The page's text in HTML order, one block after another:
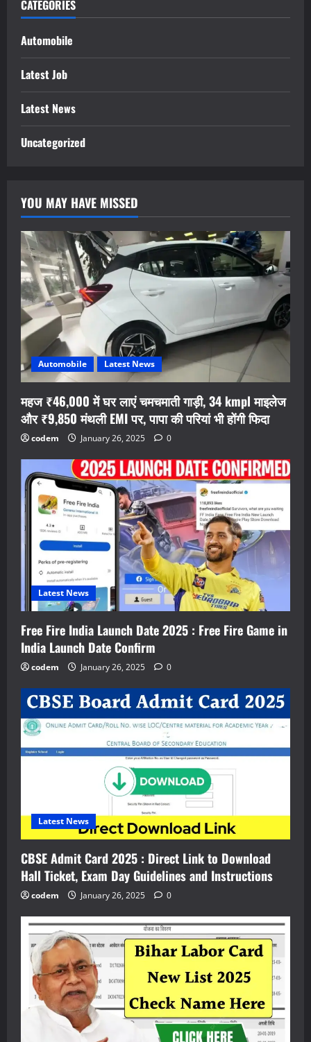
CATEGORIES
Automobile
Latest Job
Latest News
Uncategorized
YOU MAY HAVE MISSED
Automobile Latest News
महज ₹46,000 में घर लाएं चमचमाती गाड़ी, 34 kmpl माइलेज
और ₹9,850 मंथली EMI पर, पापा की परियां भी होंगी फिदा
codem January 26, 2025 0
Latest News
Free Fire India Launch Date 2025 : Free Fire Game in
India Launch Date Confirm
codem January 26, 2025 0
Latest News
CBSE Admit Card 2025 : Direct Link to Download
Hall Ticket, Exam Day Guidelines and Instructions
codem January 26, 2025 0